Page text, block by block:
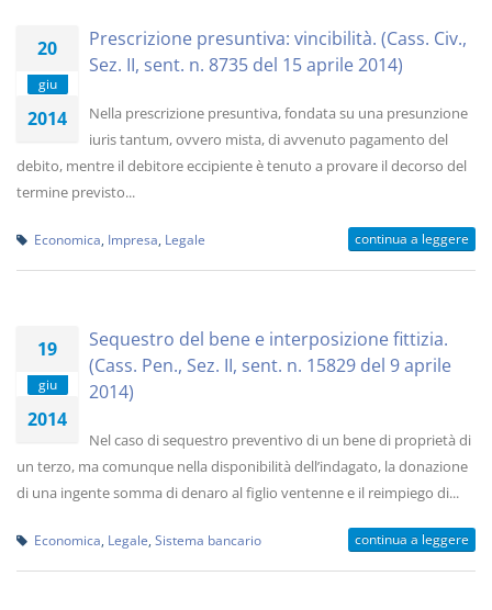
20
giu
2014
Prescrizione presuntiva: vincibilità. (Cass. Civ.,
Sez. II, sent. n. 8735 del 15 aprile 2014)
Nella prescrizione presuntiva, fondata su una presunzione
iuris tantum, ovvero mista, di avvenuto pagamento del
debito, mentre il debitore eccipiente è tenuto a provare il decorso del
termine previsto...
Economica Impresa Legale continua a leggere
19
giu
2014
Sequestro del bene e interposizione fittizia.
(Cass. Pen., Sez. II, sent. n. 15829 del 9 aprile
2014)
Nel caso di sequestro preventivo di un bene di proprietà di
un terzo, ma comunque nella disponibilità dell’indagato, la donazione
di una ingente somma di denaro al figlio ventenne e il reimpiego di...
Economica Legale Sistema bancario continua a leggere